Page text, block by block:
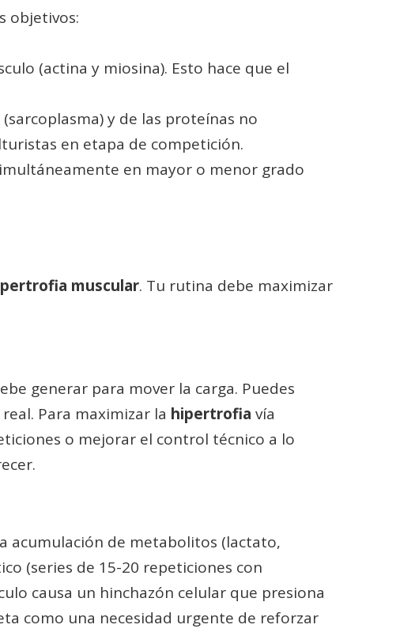
objetivos:
(actina y miosina). Esto hace que el
y de las proteínas no
en etapa de competición.
en mayor o menor grado
muscular. Tu rutina debe maximizar
generar para mover la carga. Puedes
Para maximizar la hipertrofia vía
o mejorar el control técnico a lo
acumulación de metabolitos (lactato,
(series de 15-20 repeticiones con
causa un hinchazón celular que presiona
como una necesidad urgente de reforzar